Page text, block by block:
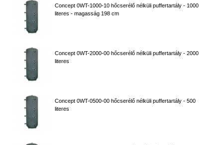
Concept 0WT-1000-10 hőcserélő nélküli puffertartály - 1000
literes - magasság 198 cm
Concept 0WT-2000-00 hőcserélő nélküli puffertartály - 2000
literes
Concept 0WT-0500-00 hőcserélő nélküli puffertartály - 500
literes